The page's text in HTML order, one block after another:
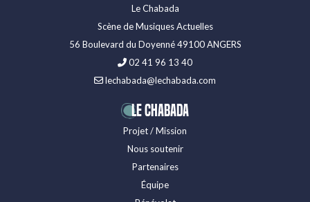
Le Chabada
Scène de Musiques Actuelles
56 Boulevard du Doyenné 49100 ANGERS
02 41 96 13 40
lechabada@lechabada.com
LE CHABADA
Projet / Mission
Nous soutenir
Partenaires
Équipe